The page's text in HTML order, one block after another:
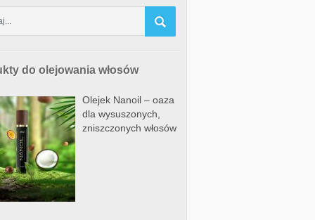
do olejowania włosów
Olejek Nanoil – oaza
dla wysuszonych,
zniszczonych włosów